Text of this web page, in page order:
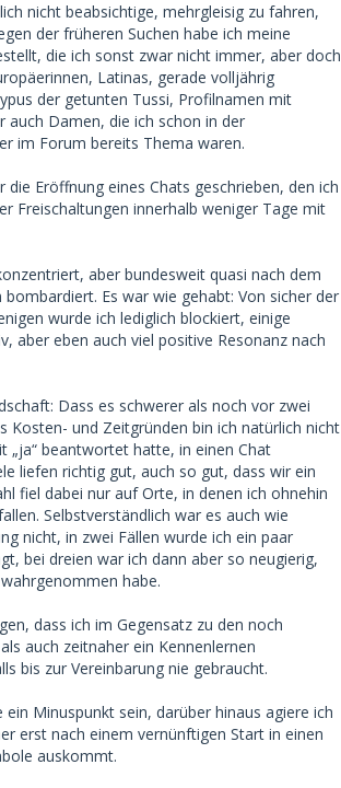
nicht beabsichtige, mehrgleisig zu fahren,
der früheren Suchen habe ich meine
die ich sonst zwar nicht immer, aber doch
Latinas, gerade volljährig
der getunten Tussi, Profilnamen mit
auch Damen, die ich schon in der
im Forum bereits Thema waren.
Eröffnung eines Chats geschrieben, den ich
Freischaltungen innerhalb weniger Tage mit
aber bundesweit quasi nach dem
Es war wie gehabt: Von sicher der
wurde ich lediglich blockiert, einige
eben auch viel positive Resonanz nach
Dass es schwerer als noch vor zwei
Kosten- und Zeitgründen bin ich natürlich nicht
„ja“ beantwortet hatte, in einen Chat
liefen richtig gut, auch so gut, dass wir ein
fiel dabei nur auf Orte, in denen ich ohnehin
Selbstverständlich war es auch wie
nicht, in zwei Fällen wurde ich ein paar
bei dreien war ich dann aber so neugierig,
habe.
dass ich im Gegensatz zu den noch
auch zeitnaher ein Kennenlernen
bis zur Vereinbarung nie gebraucht.
Minuspunkt sein, darüber hinaus agiere ich
erst nach einem vernünftigen Start in einen
auskommt.